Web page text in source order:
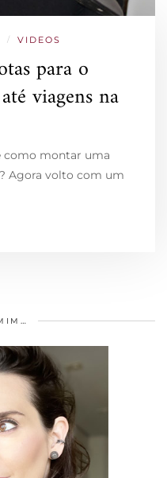
/ VIDEOS
para o
viagens na
como montar uma
Agora volto com um